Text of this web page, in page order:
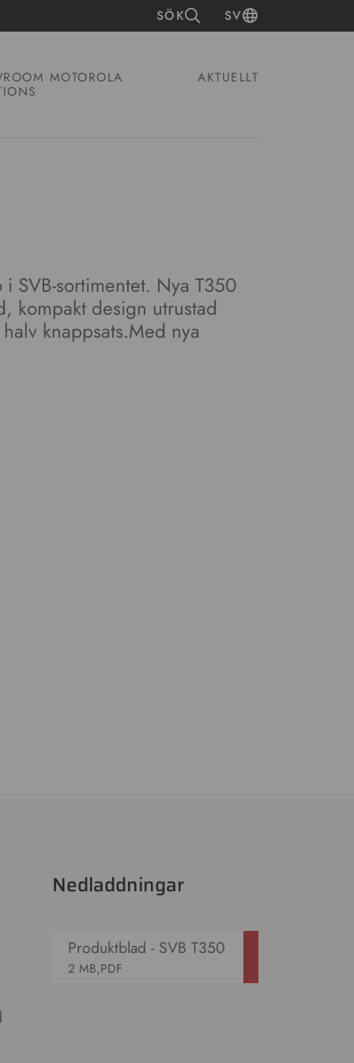
SÖK SV
MOTOROLA AKTUELLT
SVB-sortimentet. Nya T350
kompakt design utrustad
knappsats.Med nya
Nedladdningar
Produktblad - SVB T350
2 MB,PDF